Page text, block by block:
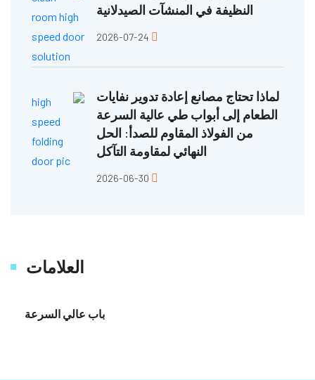
النظيفة في المنشآت الصيدلانية
2026-07-24
لماذا تحتاج مصانع إعادة تدوير نفايات
الطعام إلى أبواب طي عالية السرعة
من الفولاذ المقاوم للصدأ: الحل
النهائي لمقاومة التآكل
2026-06-30
العلامات
باب عالي السرعة